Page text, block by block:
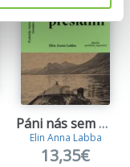
Páni nás sem presídlili
Elin Anna Labba
13,35€